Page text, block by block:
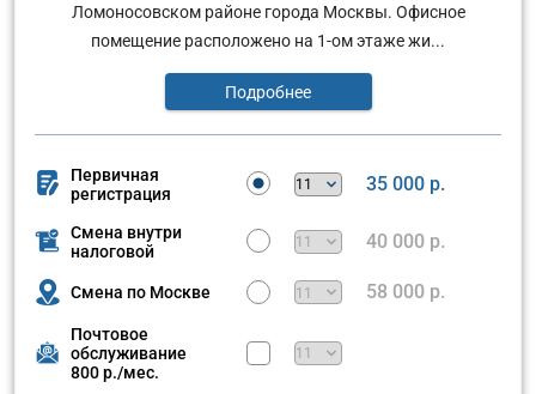
Ломоносовском районе города Москвы. Офисное
помещение расположено на 1-ом этаже жи...
Подробнее
Первичная
регистрация
35 000 р.
Смена внутри
налоговой
40 000 р.
Смена по Москве 58 000 р.
Почтовое
обслуживание
800 р./мес.